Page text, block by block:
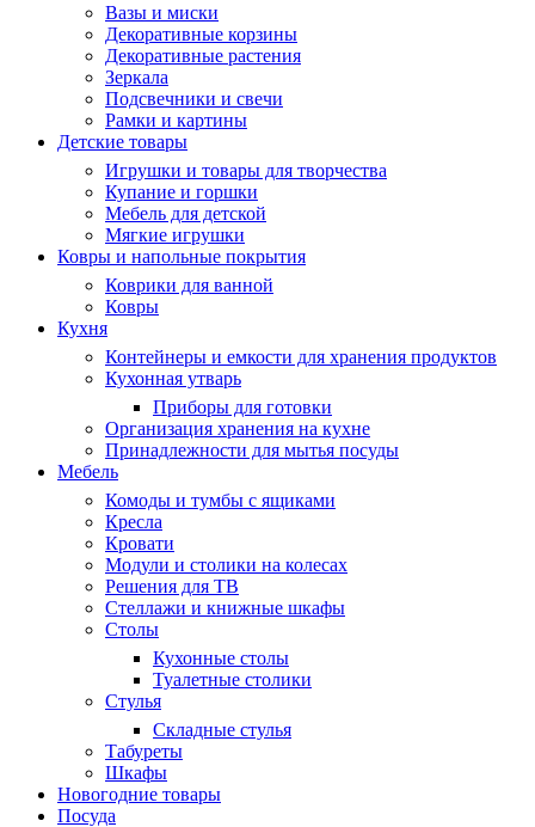
Вазы и миски
Декоративные корзины
Декоративные растения
Зеркала
Подсвечники и свечи
Рамки и картины
Детские товары
Игрушки и товары для творчества
Купание и горшки
Мебель для детской
Мягкие игрушки
Ковры и напольные покрытия
Коврики для ванной
Ковры
Кухня
Контейнеры и емкости для хранения продуктов
Кухонная утварь
Приборы для готовки
Организация хранения на кухне
Принадлежности для мытья посуды
Мебель
Комоды и тумбы с ящиками
Кресла
Кровати
Модули и столики на колесах
Решения для ТВ
Стеллажи и книжные шкафы
Столы
Кухонные столы
Туалетные столики
Стулья
Складные стулья
Табуреты
Шкафы
Новогодние товары
Посуда